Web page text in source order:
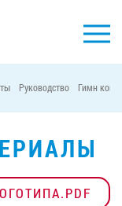
Руководство Гимн